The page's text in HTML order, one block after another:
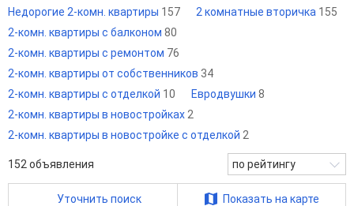
Недорогие 2-комн. квартиры 157 2 комнатные вторичка 155
2-комн. квартиры с балконом 80
2-комн. квартиры с ремонтом 76
2-комн. квартиры от собственников 34
2-комн. квартиры с отделкой 10 Евродвушки 8
2-комн. квартиры в новостройках 2
2-комн. квартиры в новостройке с отделкой 2
152 объявления по рейтингу
Уточнить поиск Показать на карте